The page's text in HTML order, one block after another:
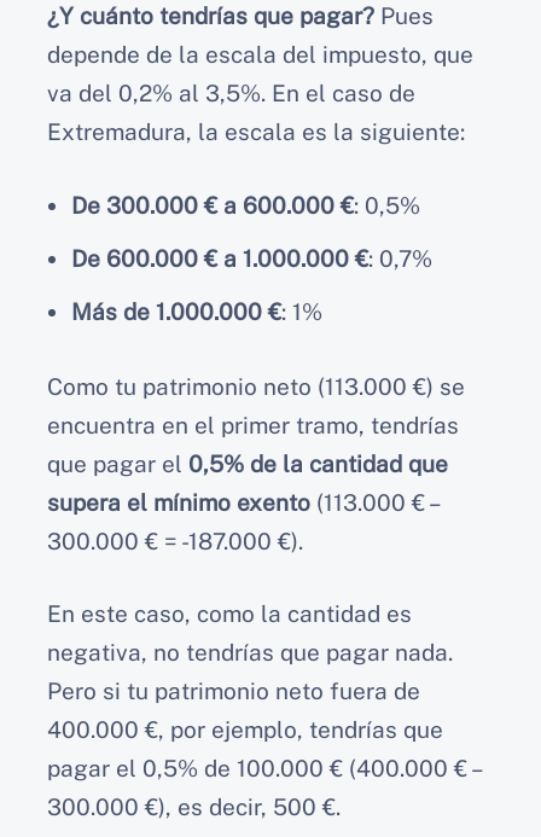
¿Y cuánto tendrías que pagar? Pues
depende de la escala del impuesto, que
va del 0,2% al 3,5%. En el caso de
Extremadura, la escala es la siguiente:
De 300.000 € a 600.000 €: 0,5%
De 600.000 € a 1.000.000 €: 0,7%
Más de 1.000.000 €: 1%
Como tu patrimonio neto (113.000 €) se
encuentra en el primer tramo, tendrías
que pagar el 0,5% de la cantidad que
supera el mínimo exento (113.000 € –
300.000 € = -187.000 €).
En este caso, como la cantidad es
negativa, no tendrías que pagar nada.
Pero si tu patrimonio neto fuera de
400.000 €, por ejemplo, tendrías que
pagar el 0,5% de 100.000 € (400.000 € –
300.000 €), es decir, 500 €.